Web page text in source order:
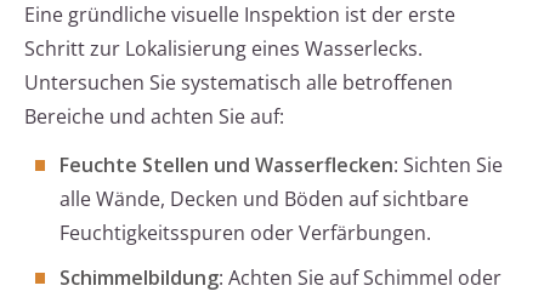
Eine gründliche visuelle Inspektion ist der erste
Schritt zur Lokalisierung eines Wasserlecks.
Untersuchen Sie systematisch alle betroffenen
Bereiche und achten Sie auf:
Feuchte Stellen und Wasserflecken: Sichten Sie
alle Wände, Decken und Böden auf sichtbare
Feuchtigkeitsspuren oder Verfärbungen.
Schimmelbildung: Achten Sie auf Schimmel oder